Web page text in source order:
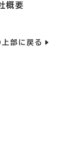
概要
上部に戻る